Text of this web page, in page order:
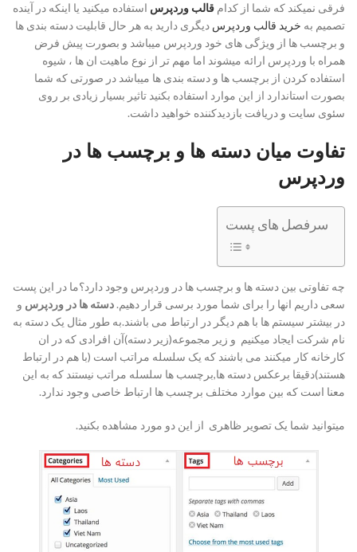
فرقی نمیکند که شما از کدام قالب وردپرس استفاده میکنید یا اینکه در آینده
تصمیم به خرید قالب وردپرس دیگری دارید به هر حال قابلیت دسته بندی ها
و برچسب ها از ویژگی های خود وردپرس میباشد و بصورت پیش فرض
همراه با وردپرس ارائه میشوند اما مهم تر از نوع ماهیت ان ها ، شیوه
استفاده کردن از برچسب ها و دسته بندی ها میباشد در صورتی که شما
بصورت استاندارد از این موارد استفاده بکنید تاثیر بسیار زیادی بر روی
سئوی سایت و دریافت بازدیدکننده خواهید داشت.
تفاوت میان دسته ها و برچسب ها در
وردپرس
سرفصل های پست
چه تفاوتی بین دسته ها و برچسب ها در وردپرس وجود دارد؟ما در این پست
سعی داریم انها را برای شما مورد برسی قرار دهیم. دسته ها در وردپرس و
در بیشتر سیستم ها با هم دیگر در ارتباط می باشند.به طور مثال یک دسته به
نام شرکت ایجاد میکنیم و زیر مجموعه(زیر دسته)آن افرادی که در ان
کارخانه کار میکنند می باشند که یک سلسله مراتب است (با هم در ارتباط
هستند)دقیقا برعکس دسته ها,برچسب ها سلسله مراتب نیستند که به این
معنا است که بین موارد مختلف برچسب ها ارتباط خاصی وجود ندارد.
میتوانید شما یک تصویر ظاهری از این دو مورد مشاهده بکنید.